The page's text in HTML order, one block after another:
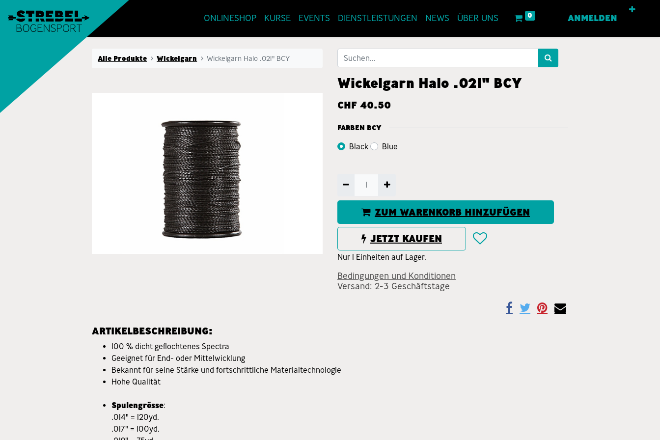
ONLINESHOP KURSE EVENTS DIENSTLEISTUNGEN NEWS ÜBER UNS 0 ANMELDEN
Alle Produkte Wickelgarn Wickelgarn Halo .021" BCY
Wickelgarn Halo .021" BCY
CHF 40.50
FARBEN BCY
Black Blue
ZUM WARENKORB HINZUFÜGEN
JETZT KAUFEN
Nur 1 Einheiten auf Lager.
Bedingungen und Konditionen
Versand: 2-3 Geschäftstage
ARTIKELBESCHREIBUNG:
100 % dicht geflochtenes Spectra
Geeignet für End- oder Mittelwicklung
Bekannt für seine Stärke und fortschrittliche Materialtechnologie
Hohe Qualität
Spulengrösse:
.014" = 120yd.
.017" = 100yd.